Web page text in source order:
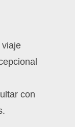
viaje
con